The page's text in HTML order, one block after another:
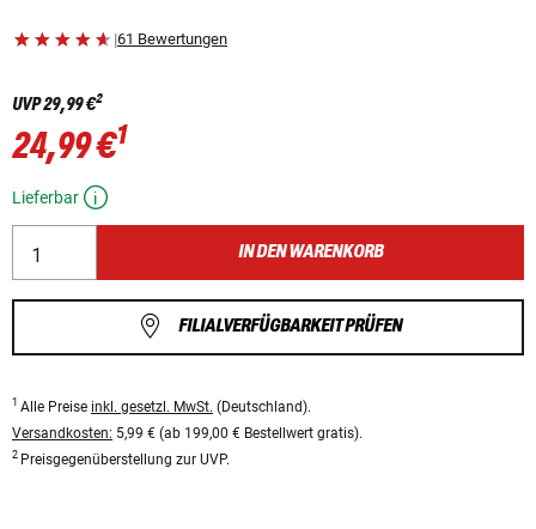
|61 Bewertungen
UVP29,99 €2
24,99 €1
Lieferbar
IN DEN WARENKORB
FILIALVERFÜGBARKEIT PRÜFEN
1 Alle Preise inkl. gesetzl. MwSt. (Deutschland).
Versandkosten: 5,99 € (ab 199,00 € Bestellwert gratis).
2 Preisgegenüberstellung zur UVP.